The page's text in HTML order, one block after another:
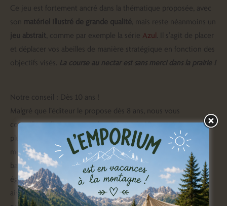
Ce jeu est fortement ancré dans la thématique proposée, avec
son matériel illustré de grande qualité , mais reste néanmoins un
jeu abstrait , comme par exemple la série Azul . Il s’agit de placer
et déplacer vos abeilles de manière stratégique en fonction des
objectifs visés. La course au nectar est sans merci dans la prairie !
Notre conseil : Dès 10 ans !
Malgré que l’éditeur le propose dès 8 ans, nous vous
conseillons d’y jouer avec des enfants de 10 ans minimum, voire
plus s’ils sont peu habitués aux jeux de société. En effet, la
mécanique de jeu nécessite la construction d’une stratégie
basée sur les obejctifs à la fois communs et individuels, et
également assez bien d’anticipation, ce qui n’est pas toujours
aisé pour un enfant de 8ans… et franchement, pour un adulte